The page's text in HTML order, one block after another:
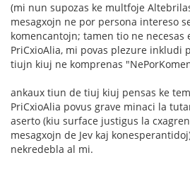
(mi nun supozas ke multfoje
mesagxojn ne por persona intereso
komencantojn; tamen tio ne necesas
PriCxioAlia, mi povas plezure inkludi
tiujn kiuj ne komprenas
ankaux tiun de tiuj kiuj pensas ke
PriCxioAlia povus grave minaci la
aserto (kiu surface justigus la
mesagxojn de Jev kaj
nekredebla al mi.